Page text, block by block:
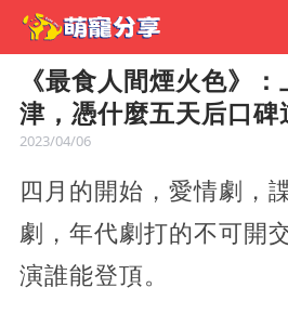
《最食人間煙火色》
津，憑什麼五天后口碑
2023/04/06
四月的開始，愛情劇，
劇，年代劇打的不可開
演誰能登頂。